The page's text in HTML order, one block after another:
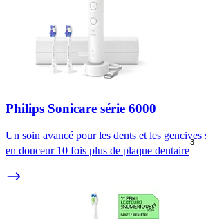
Philips Sonicare série 6000
Un soin avancé pour les dents et les
en douceur 10 fois plus de plaque dentaire
3